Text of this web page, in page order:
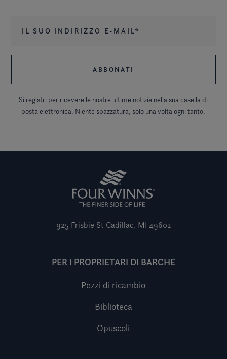
Si registri per ricevere le nostre ultime notizie nella sua casella di
posta elettronica. Niente spazzatura, solo una volta ogni tanto.
925 Frisbie St Cadillac, MI 49601
PER I PROPRIETARI DI BARCHE
Pezzi di ricambio
Biblioteca
Opuscoli